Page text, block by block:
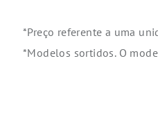
*Preço referente a uma
*Modelos sortidos. O